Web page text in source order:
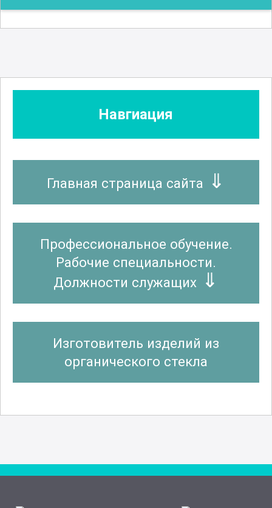
Навгиация
Главная страница сайта
Профессиональное обучение.
Рабочие специальности.
Должности служащих
Изготовитель изделий из
органического стекла